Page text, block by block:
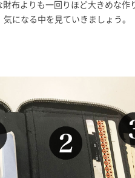
布よりも一回りほど大きめな作
になる中を見ていきましょう。